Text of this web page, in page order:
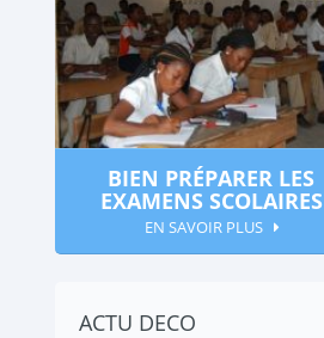
BIEN PRÉPARER LES
EXAMENS SCOLAIRES
EN SAVOIR PLUS
ACTU DECO